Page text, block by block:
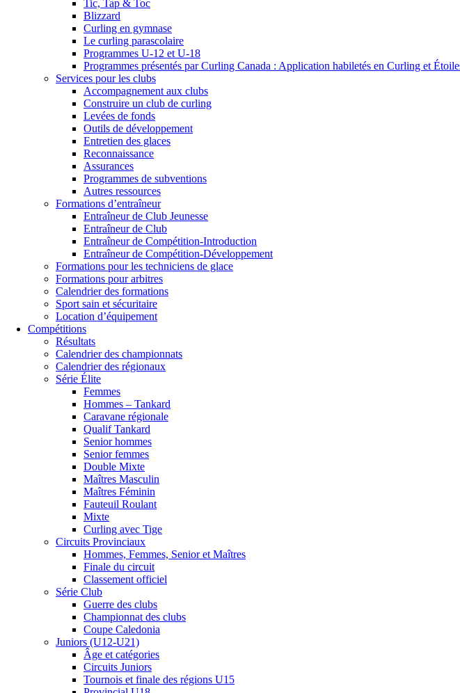
Tic, Tap & Toc
Blizzard
Curling en gymnase
Le curling parascolaire
Programmes U-12 et U-18
Programmes présentés par Curling Canada : Application habiletés en Curling et
Services pour les clubs
Accompagnement aux clubs
Construire un club de curling
Levées de fonds
Outils de développement
Entretien des glaces
Reconnaissance
Assurances
Programmes de subventions
Autres ressources
Formations d’entraîneur
Entraîneur de Club Jeunesse
Entraîneur de Club
Entraîneur de Compétition-Introduction
Entraîneur de Compétition-Développement
Formations pour les techniciens de glace
Formations pour arbitres
Calendrier des formations
Sport sain et sécuritaire
Location d’équipement
Compétitions
Résultats
Calendrier des championnats
Calendrier des régionaux
Série Élite
Femmes
Hommes – Tankard
Caravane régionale
Qualif Tankard
Senior hommes
Senior femmes
Double Mixte
Maîtres Masculin
Maîtres Féminin
Fauteuil Roulant
Mixte
Curling avec Tige
Circuits Provinciaux
Hommes, Femmes, Senior et Maîtres
Finale du circuit
Classement officiel
Série Club
Guerre des clubs
Championnat des clubs
Coupe Caledonia
Juniors (U12-U21)
Âge et catégories
Circuits Juniors
Tournois et finale des régions U15